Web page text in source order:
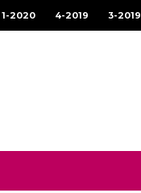
1-2020 4-2019 3-2019